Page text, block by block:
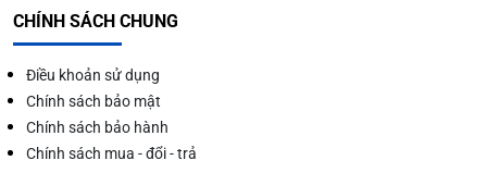
CHÍNH SÁCH CHUNG
Điều khoản sử dụng
Chính sách bảo mật
Chính sách bảo hành
Chính sách mua - đổi - trả